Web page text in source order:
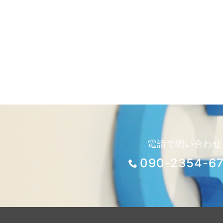
電話で問い合わせ
090-2354-